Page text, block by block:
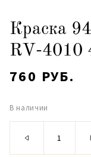
Краска
RV-4010
760 РУБ.
В наличии